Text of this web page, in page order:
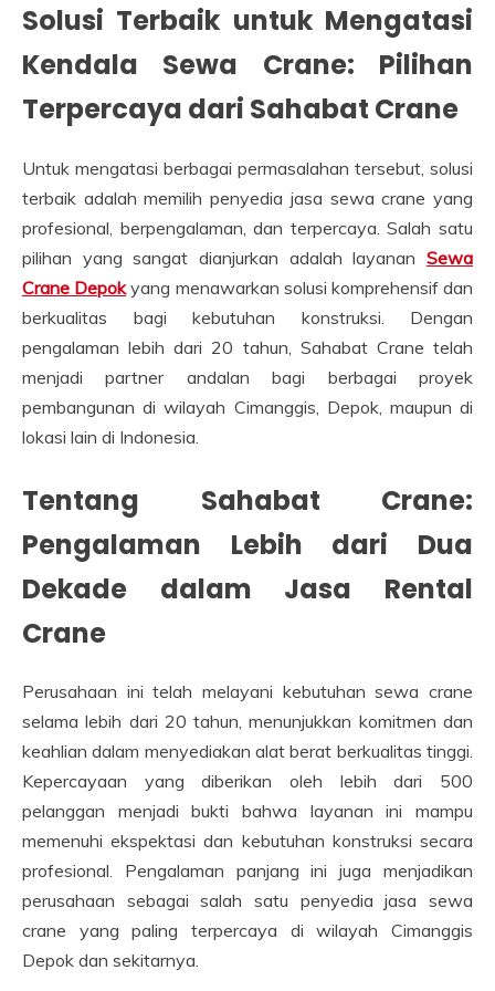
Solusi Terbaik untuk Mengatasi
Kendala Sewa Crane: Pilihan
Terpercaya dari Sahabat Crane
Untuk mengatasi berbagai permasalahan tersebut, solusi
terbaik adalah memilih penyedia jasa sewa crane yang
profesional, berpengalaman, dan terpercaya. Salah satu
pilihan yang sangat dianjurkan adalah layanan Sewa
Crane Depokyang menawarkan solusi komprehensif dan
berkualitas bagi kebutuhan konstruksi. Dengan
pengalaman lebih dari 20 tahun, Sahabat Crane telah
menjadi partner andalan bagi berbagai proyek
pembangunan di wilayah Cimanggis, Depok, maupun di
lokasi lain di Indonesia.
Tentang Sahabat Crane:
Pengalaman Lebih dari Dua
Dekade dalam Jasa Rental
Crane
Perusahaan ini telah melayani kebutuhan sewa crane
selama lebih dari 20 tahun, menunjukkan komitmen dan
keahlian dalam menyediakan alat berat berkualitas tinggi.
Kepercayaan yang diberikan oleh lebih dari 500
pelanggan menjadi bukti bahwa layanan ini mampu
memenuhi ekspektasi dan kebutuhan konstruksi secara
profesional. Pengalaman panjang ini juga menjadikan
perusahaan sebagai salah satu penyedia jasa sewa
crane yang paling terpercaya di wilayah Cimanggis
Depok dan sekitarnya.